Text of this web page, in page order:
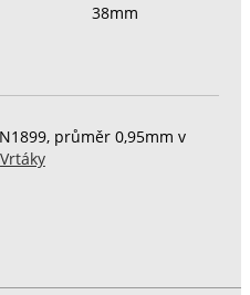
38mm
průměr 0,95mm v
Vrtáky